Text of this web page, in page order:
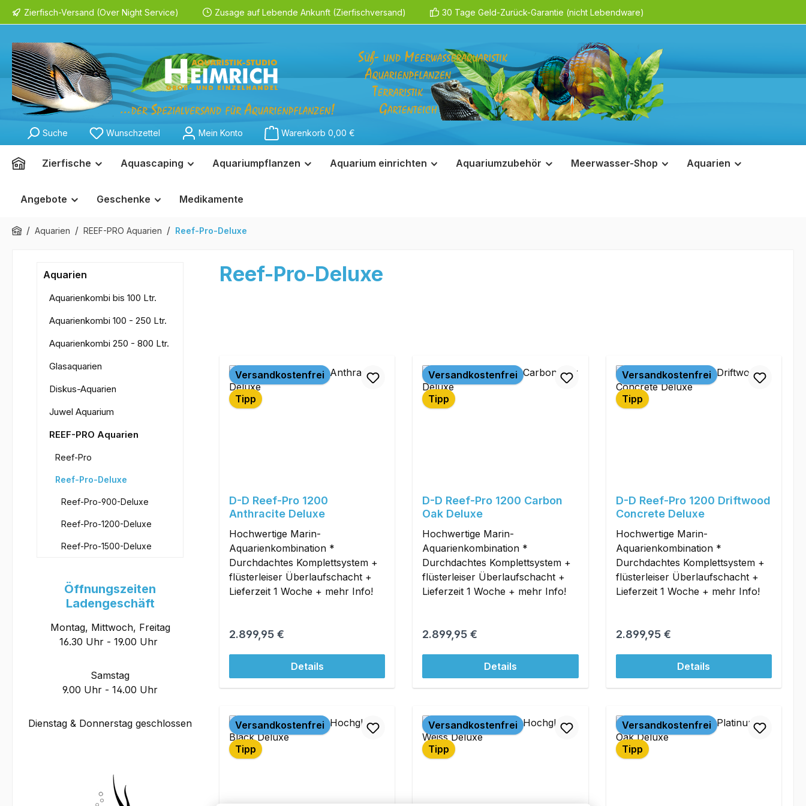
Zur Hauptnavigation springen
Zierfisch-Versand (Over Night Service) Zusage auf Lebende Ankunft (Zierfischversand) 30 Tage Geld-Zurück-Garantie (nicht Lebendware)
Suche Wunschzettel Mein Konto Warenkorb 0,00 €
Zierfische Aquascaping Aquariumpflanzen Aquarium einrichten Aquariumzubehör Meerwasser-Shop Aquarien
Angebote Geschenke Medikamente
/ Aquarien / REEF-PRO Aquarien / Reef-Pro-Deluxe
Aquarien
Aquarienkombi bis 100 Ltr.
Aquarienkombi 100 - 250 Ltr.
Aquarienkombi 250 - 800 Ltr.
Glasaquarien
Diskus-Aquarien
Juwel Aquarium
REEF-PRO Aquarien
Reef-Pro
Reef-Pro-Deluxe
Reef-Pro-900-Deluxe
Reef-Pro-1200-Deluxe
Reef-Pro-1500-Deluxe
Öffnungszeiten
Ladengeschäft
Montag, Mittwoch, Freitag
16.30 Uhr - 19.00 Uhr
Samstag
9.00 Uhr - 14.00 Uhr
Dienstag & Donnerstag geschlossen
Reef-Pro-Deluxe
Versandkostenfrei
Tipp
D-D Reef-Pro 1200
Anthracite Deluxe
Hochwertige Marin-
Aquarienkombination *
Durchdachtes Komplettsystem +
flüsterleiser Überlaufschacht +
Lieferzeit 1 Woche + mehr Info!
Regulärer Preis:
2.899,95 €
Details
Versandkostenfrei
Tipp
D-D Reef-Pro 1200 Carbon
Oak Deluxe
Hochwertige Marin-
Aquarienkombination *
Durchdachtes Komplettsystem +
flüsterleiser Überlaufschacht +
Lieferzeit 1 Woche + mehr Info!
Regulärer Preis:
2.899,95 €
Details
Versandkostenfrei
Tipp
D-D Reef-Pro 1200 Driftwood
Concrete Deluxe
Hochwertige Marin-
Aquarienkombination *
Durchdachtes Komplettsystem +
flüsterleiser Überlaufschacht +
Lieferzeit 1 Woche + mehr Info!
Regulärer Preis:
2.899,95 €
Details
Versandkostenfrei
Tipp
Versandkostenfrei
Tipp
Versandkostenfrei
Tipp